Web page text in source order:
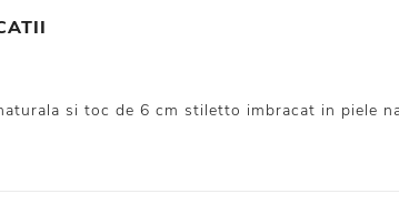
si toc de 6 cm stiletto imbracat in piele